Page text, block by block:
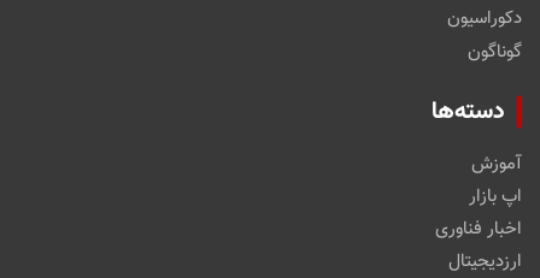
دکوراسیون
گوناگون
دسته‌ها
آموزش
اپ بازار
اخبار فناوری
ارزدیجیتال